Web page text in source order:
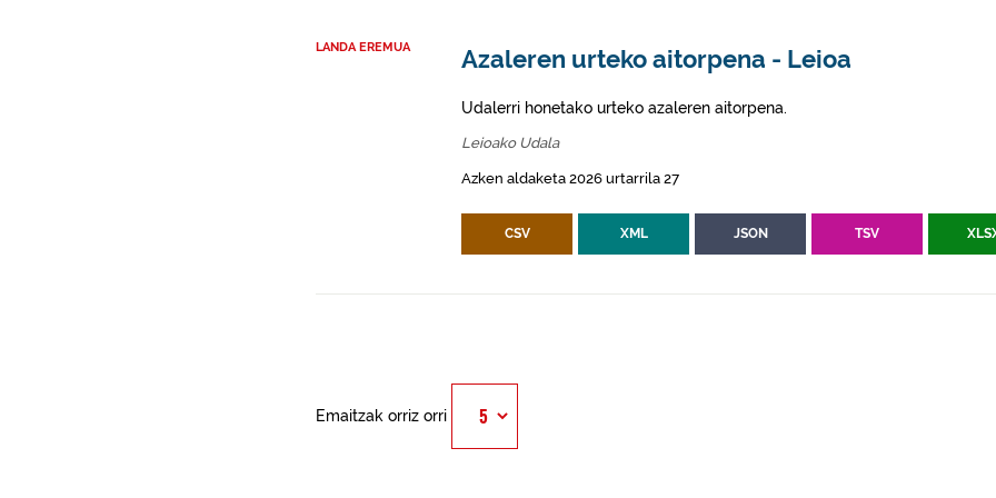
LANDA EREMUA Azaleren urteko aitorpena - Leioa
Udalerri honetako urteko azaleren aitorpena.
Leioako Udala
Azken aldaketa 2026 urtarrila 27
CSV XML JSON TSV
Emaitzak orriz orri